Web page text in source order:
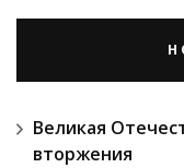
Великая
вторжения